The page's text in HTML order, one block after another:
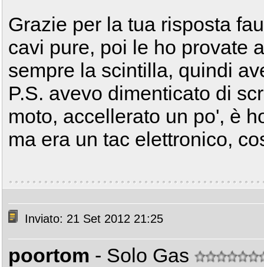
Grazie per la tua risposta
cavi pure, poi le ho provate
sempre la scintilla, quindi
P.S. avevo dimenticato di
moto, accellerato un po', è
ma era un tac elettronico,
Inviato: 21 Set 2012 21:25
poortom - Solo Gas